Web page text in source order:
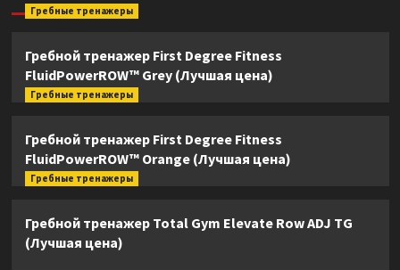
Гребные тренажеры
Гребной тренажер First Degree Fitness
FluidPowerROW™ Grey (Лучшая цена)
Гребные тренажеры
Гребной тренажер First Degree Fitness
FluidPowerROW™ Orange (Лучшая цена)
Гребные тренажеры
Гребной тренажер Total Gym Elevate Row ADJ TG
(Лучшая цена)